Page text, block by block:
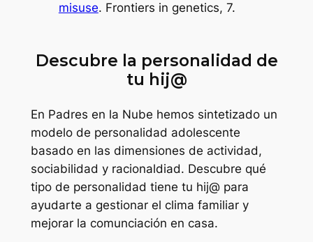
misuse. Frontiers in genetics, 7.
Descubre la personalidad de
tu hij@
En Padres en la Nube hemos sintetizado un
modelo de personalidad adolescente
basado en las dimensiones de actividad,
sociabilidad y racionaldiad. Descubre qué
tipo de personalidad tiene tu hij@ para
ayudarte a gestionar el clima familiar y
mejorar la comunciación en casa.